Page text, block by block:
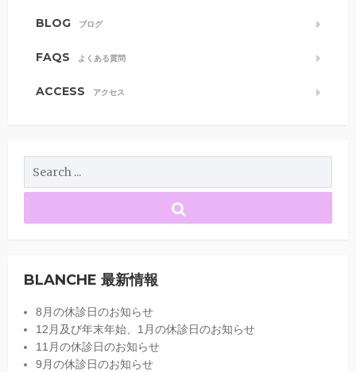
BLOG ブログ
FAQS よくある質問
ACCESS アクセス
BLANCHE 最新情報
8月の休診日のお知らせ
12月及び年末年始、1月の休診日のお知らせ
11月の休診日のお知らせ
9月の休診日のお知らせ